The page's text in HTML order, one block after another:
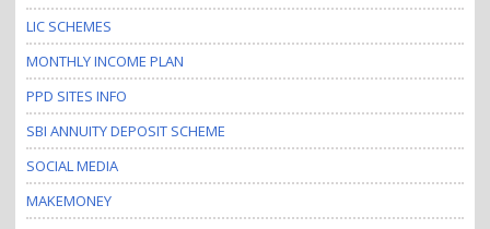
LIC SCHEMES
MONTHLY INCOME PLAN
PPD SITES INFO
SBI ANNUITY DEPOSIT SCHEME
SOCIAL MEDIA
MAKEMONEY